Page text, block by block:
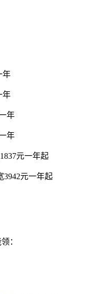
年
年
年
年
元一年起
3942元一年起
：